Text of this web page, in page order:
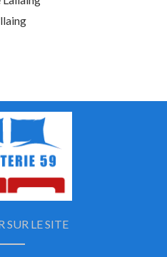
SUR LE SITE